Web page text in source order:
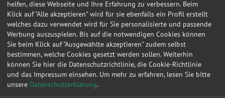
11.01.2021 23:15:03 VW PASSAT 1.6
09.01.2021 20:43:11 SMART FORFOUR Schr
04.01.2021 10:17:07
02.12.2020 17:53:38 FORD FOCUS II Cabriolet
29.11.2020 15:18:27 FORD
helfen, diese Webseite und Ihre Erfahrung zu verbessern. Beim
Klick auf "Alle akzeptieren" wird für sie ebenfalls ein Profil erstellt
welches dazu verwendet wird für Sie personalisierte und passende
Werbung auszuspielen. Bis auf die notwendigen Cookies können
Sie beim Klick auf "Ausgewählte akzeptieren" zudem selbst
bestimmen, welche Cookies gesetzt werden sollen. Weiterhin
können Sie hier die Datenschutzrichtlinie, die Cookie-Richtlinie
und das Impressum einsehen. Um mehr zu erfahren, lesen Sie bitte
unsere Datenschutzerklärung.